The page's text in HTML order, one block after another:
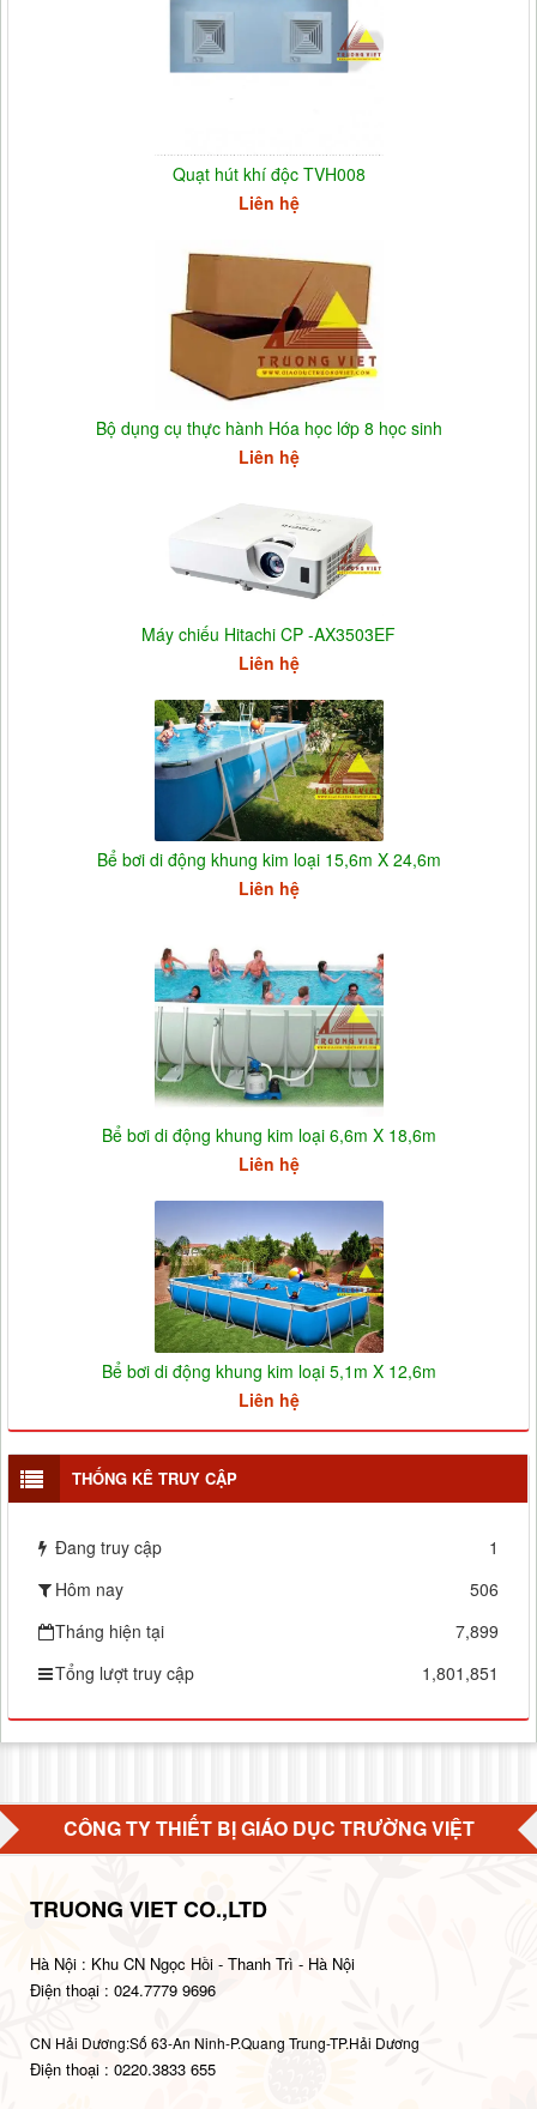
Quạt hút khí độc TVH008
Liên hệ
Bộ dụng cụ thực hành Hóa học lớp 8 học sinh
Liên hệ
Máy chiếu Hitachi CP -AX3503EF
Liên hệ
Bể bơi di động khung kim loại 15,6m X 24,6m
Liên hệ
Bể bơi di động khung kim loại 6,6m X 18,6m
Liên hệ
Bể bơi di động khung kim loại 5,1m X 12,6m
Liên hệ
THỐNG KÊ TRUY CẬP
Đang truy cập
1
Hôm nay
506
Tháng hiện tại
7,899
Tổng lượt truy cập
1,801,851
CÔNG TY THIẾT BỊ GIÁO DỤC TRƯỜNG VIỆT
TRUONG VIET CO.,LTD
Hà Nội : Khu CN Ngọc Hồi - Thanh Trì - Hà Nội
Điện thoại : 024.7779 9696
CN Hải Dương:Số 63-An Ninh-P.Quang Trung-TP.Hải Dương
Điện thoại : 0220.3833 655